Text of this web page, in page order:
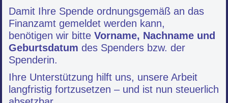
Damit Ihre Spende ordnungsgemäß an das
Finanzamt gemeldet werden kann,
benötigen wir bitteVorname, Nachname und
Geburtsdatum des Spenders bzw. der
Spenderin.
Ihre Unterstützung hilft uns, unsere Arbeit
langfristig fortzusetzen – und ist nun steuerlich